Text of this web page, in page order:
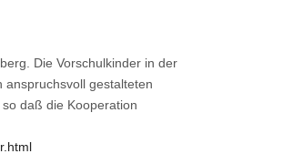
Die Vorschulkinder in der
anspruchsvoll gestalteten
daß die Kooperation